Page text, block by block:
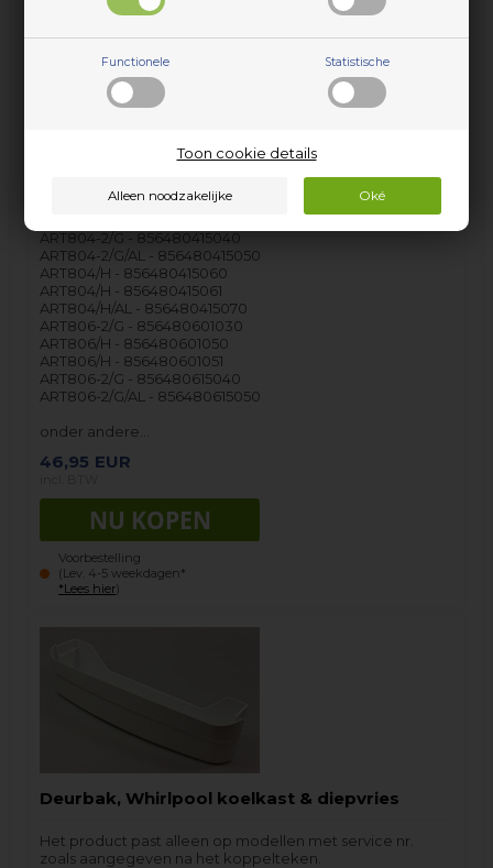
Functionele Statistische
Toon cookie details
ART796/H - 856479601011
ART796/H - 856479610010
ART796/H - 856479610011
ART800-2/G - 856480001030
ART800-2/H - 856480001041
ART800-2/G - 856480015000
ART804-2/G - 856480415040
ART804-2/G/AL - 856480415050
ART804/H - 856480415060
ART804/H - 856480415061
ART804/H/AL - 856480415070
ART806-2/G - 856480601030
ART806/H - 856480601050
ART806/H - 856480601051
ART806-2/G - 856480615040
ART806-2/G/AL - 856480615050
onder andere…
46,95 EUR
Voorbestelling
(Lev. 4-5 weekdagen*
*Lees hier)
Deurbak, Whirlpool koelkast & diepvries
Het product past alleen op modellen met service nr.
zoals aangegeven na het koppelteken.